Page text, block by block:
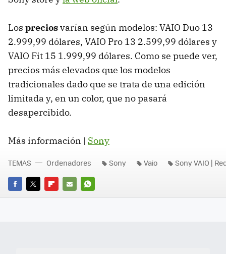
Los preciosvarían según modelos: VAIO Duo 13
2.999,99 dólares, VAIO Pro 13 2.599,99 dólares y
VAIO Fit 15 1.999,99 dólares. Como se puede ver,
precios más elevados que los modelos
tradicionales dado que se trata de una edición
limitada y, en un color, que no pasará
desapercibido.
Más información | Sony
FACEBOOK
TWITTERFLIPBOARD
E-
WHATSAPP
TEMAS Ordenadores Sony Vaio Sony VAIO |